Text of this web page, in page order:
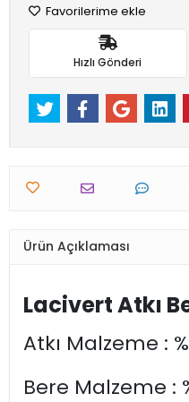
Favorilerime ekle
Hızlı Gönderi
Ürün Açıklaması
Lacivert Atkı
Atkı Malzeme :
Bere Malzeme :